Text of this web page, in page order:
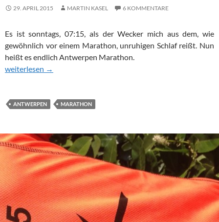
29. APRIL 2015 MARTIN KASEL 6 KOMMENTARE
Es ist sonntags, 07:15, als der Wecker mich aus dem, wie
gewöhnlich vor einem Marathon, unruhigen Schlaf reißt. Nun
heißt es endlich Antwerpen Marathon.
Marathonbestzeit in Antwerpen pulverisiert!
weiterlesen →
ANTWERPEN MARATHON